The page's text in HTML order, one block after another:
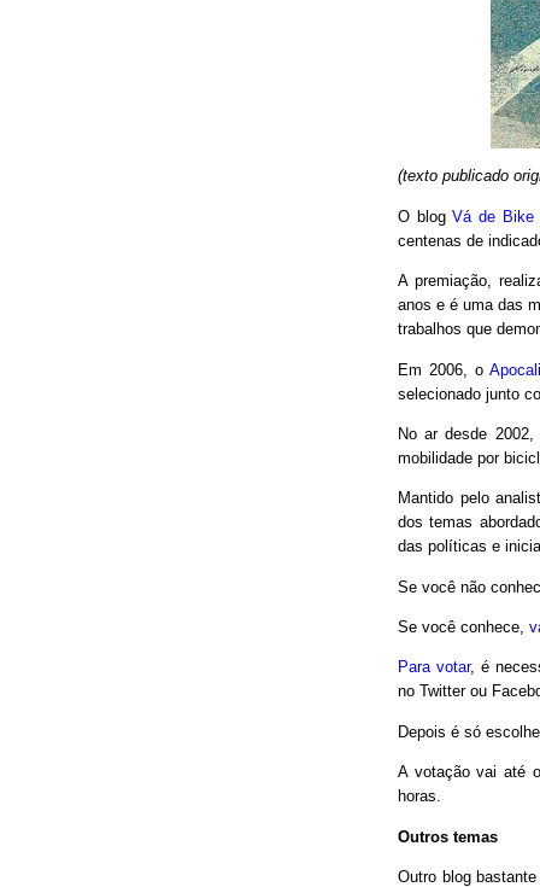
(texto publicado
O blogVá de Bike
centenas de
A premiação,
anos e é uma das
trabalhos que
Em 2006, o
selecionado junto
No ar desde
mobilidade por
Mantido pelo
dos temas
das políticas e
Se você não
Se você conhece,
Para votar, é
no Twitter ou
Depois é só
A votação vai até
horas.
Outros temas
Outro blog